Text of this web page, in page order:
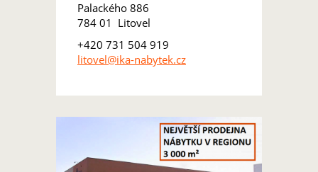
Palackého 886
784 01 Litovel
+420 731 504 919
litovel@ika-nabytek.cz